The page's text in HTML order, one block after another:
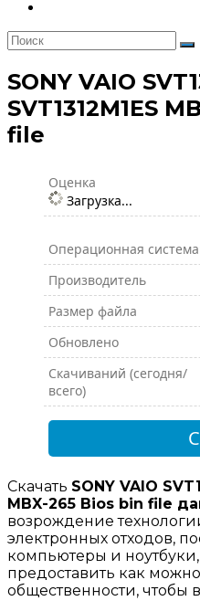
SONY VAIO
SVT1312M1ES
file
Оценка
Загрузка...
Операционная
Производитель
Размер файла
Обновлено
Скачиваний (сегодня/
всего)
Скачать SONY VAIO
MBX-265 Bios bin file
возрождение
электронных отходов,
компьютеры и
предоставить как
общественности, чтобы